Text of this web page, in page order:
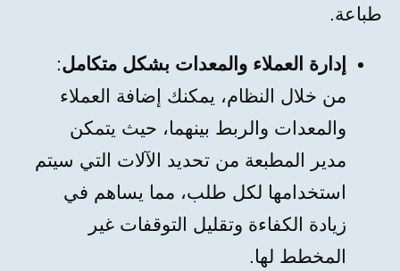
طباعة.
إدارة العملاء والمعدات بشكل متكامل:
من خلال النظام، يمكنك إضافة العملاء
والمعدات والربط بينهما، حيث يتمكن
مدير المطبعة من تحديد الآلات التي سيتم
استخدامها لكل طلب، مما يساهم في
زيادة الكفاءة وتقليل التوقفات غير
المخطط لها.